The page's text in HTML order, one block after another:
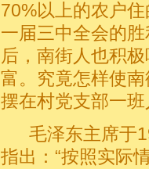
70%以上的农户
一届三中全会的
后，南街人也积
富。究竟怎样使
摆在村党支部一
毛泽东主席于
指出：“按照实际